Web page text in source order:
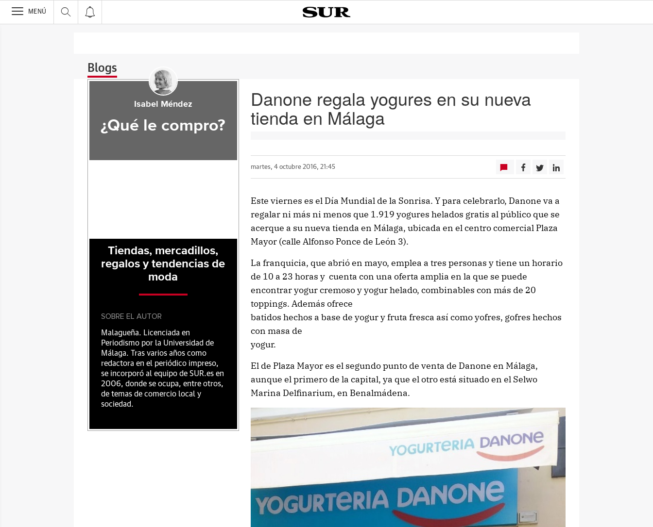
>
MENÚ
Blogs
Danone regala yogures en su nueva
tienda en Málaga
martes, 4 octubre 2016, 21:45
Este viernes es el Día Mundial de la Sonrisa. Y para celebrarlo, Danone va a
regalar ni más ni menos que 1.919 yogures helados gratis al público que se
acerque a su nueva tienda en Málaga, ubicada en el centro comercial Plaza
Mayor (calle Alfonso Ponce de León 3).
La franquicia, que abrió en mayo, emplea a tres personas y tiene un horario
de 10 a 23 horas y cuenta con una oferta amplia en la que se puede
encontrar yogur cremoso y yogur helado, combinables con más de 20
toppings. Además ofrece
batidos hechos a base de yogur y fruta fresca así como yofres, gofres hechos
con masa de
yogur.
El de Plaza Mayor es el segundo punto de venta de Danone en Málaga,
aunque el primero de la capital, ya que el otro está situado en el Selwo
Marina Delfinarium, en Benalmádena.
Isabel Méndez
¿Qué le compro?
Tiendas, mercadillos,
regalos y tendencias de
moda
SOBRE EL AUTOR
Malagueña. Licenciada en
Periodismo por la Universidad de
Málaga. Tras varios años como
redactora en el periódico impreso,
se incorporó al equipo de SUR.es en
2006, donde se ocupa, entre otros,
de temas de comercio local y
sociedad.